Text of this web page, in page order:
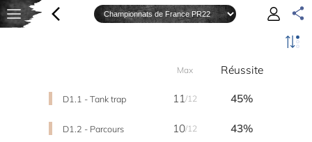
Max Réussite
D1.1 - Tank trap 11/12 45%
D1.2 - Parcours 10/12 43%